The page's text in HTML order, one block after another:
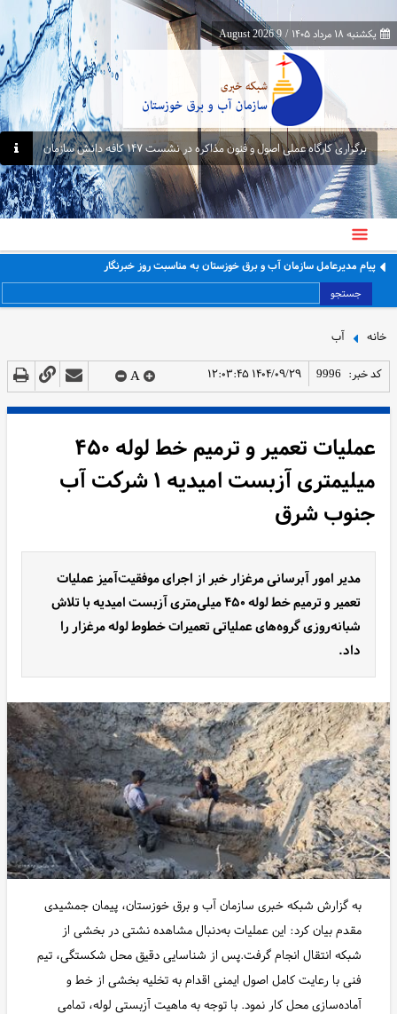
یکشنبه ۱۸ مرداد ۱۴۰۵ /
9 August 2026
برگزاری کارگاه عملی اصول و فنون مذاکره در نشست ۱۴۷ کافه دانش سازمان
پیام مدیرعامل سازمان آب و برق خوزستان به مناسبت روز خبرنگار
جستجو
خانه آب
کد خبر: 9996 ۱۴۰۴/۰۹/۲۹ ۱۲:۰۳:۴۵ A
عملیات تعمیر و ترمیم خط لوله ۴۵۰
میلیمتری آزبست امیدیه ۱ شرکت آب
جنوب شرق
مدیر امور آبرسانی مرغزار خبر از اجرای موفقیت‌آمیز عملیات
تعمیر و ترمیم خط لوله ۴۵۰ میلی‌متری آزبست امیدیه با تلاش
شبانه‌روزی گروه‌های عملیاتی تعمیرات خطوط لوله مرغزار را
داد.
به گزارش شبکه خبری سازمان آب و برق خوزستان، پیمان جمشیدی
مقدم بیان کرد: این عملیات به‌دنبال مشاهده نشتی در بخشی از
شبکه انتقال انجام گرفت.پس از شناسایی دقیق محل شکستگی، تیم
فنی با رعایت کامل اصول ایمنی اقدام به تخلیه بخشی از خط و
آماده‌سازی محل کار نمود. با توجه به ماهیت آزبستی لوله، تمامی